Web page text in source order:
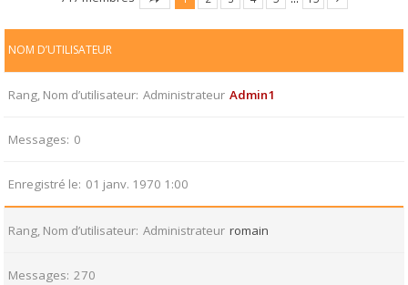
NOM D’UTILISATEUR
Rang, Nom d’utilisateur Administrateur Admin1
Messages 0
Enregistré le 01 janv. 1970 1:00
Rang, Nom d’utilisateur Administrateur romain
Messages 270